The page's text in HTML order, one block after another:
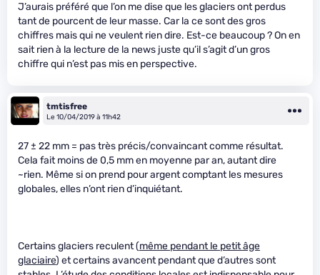
J’aurais préféré que l’on me dise que les glaciers ont perdus
tant de pourcent de leur masse. Car la ce sont des gros
chiffres mais qui ne veulent rien dire. Est-ce beaucoup ? On en
sait rien à la lecture de la news juste qu’il s’agit d’un gros
chiffre qui n’est pas mis en perspective.
tmtisfree
Le 10/04/2019 à 11h42
27 ± 22 mm = pas très précis/convaincant comme résultat.
Cela fait moins de 0,5 mm en moyenne par an, autant dire
~rien. Même si on prend pour argent comptant les mesures
globales, elles n’ont rien d’inquiétant.
Certains glaciers reculent (même pendant le petit âge
glaciaire) et certains avancent pendant que d’autres sont